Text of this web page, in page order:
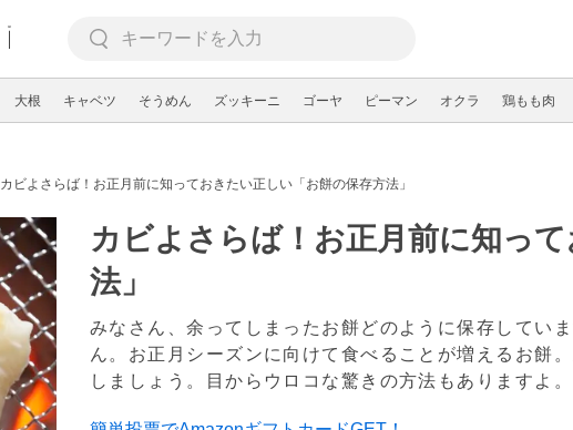
大根 キャベツ そうめん ズッキーニ ゴーヤ ピーマン オクラ 鶏もも肉
カビよさらば！お正月前に知っておきたい正しい「お餅の保存方法」
カビよさらば！お正月前に知っ
法」
みなさん、余ってしまったお餅どのように保存してい
ん。お正月シーズンに向けて食べることが増えるお餅
しましょう。目からウロコな驚きの方法もありますよ。